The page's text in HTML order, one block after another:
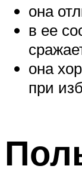
она
в ее
она
при